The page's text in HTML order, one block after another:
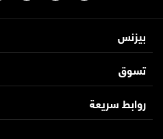
بيزنس
تسوق
روابط سريعة